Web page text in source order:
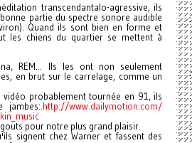
transcendantalo-agressive, ils
partie du spectre sonore audible
Quand ils sont bien en forme et
les chiens du quartier se mettent à
REM... Ils les ont non seulement
en brut sur le carrelage, comme un
probablement tournée en 91, ils
http://www.dailymotion.com/
music
pour notre plus grand plaisir.
signent chez Warner et fassent des